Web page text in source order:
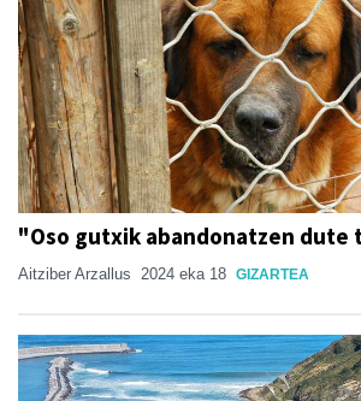
"Oso gutxik abandonatzen dute
Aitziber Arzallus 2024 eka 18 GIZARTEA